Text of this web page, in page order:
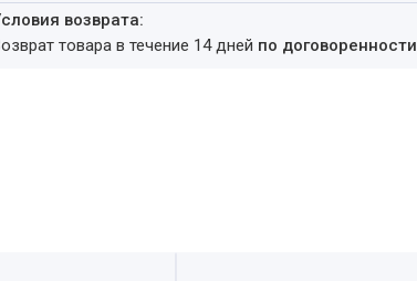
возврат товара в течение 14 дней по договоренности